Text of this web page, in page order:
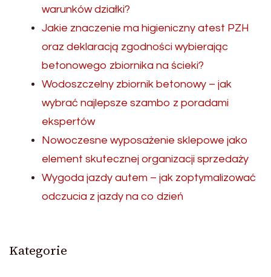
warunków działki?
Jakie znaczenie ma higieniczny atest PZH
oraz deklaracją zgodności wybierając
betonowego zbiornika na ścieki?
Wodoszczelny zbiornik betonowy – jak
wybrać najlepsze szambo z poradami
ekspertów
Nowoczesne wyposażenie sklepowe jako
element skutecznej organizacji sprzedaży
Wygoda jazdy autem – jak zoptymalizować
odczucia z jazdy na co dzień
Kategorie